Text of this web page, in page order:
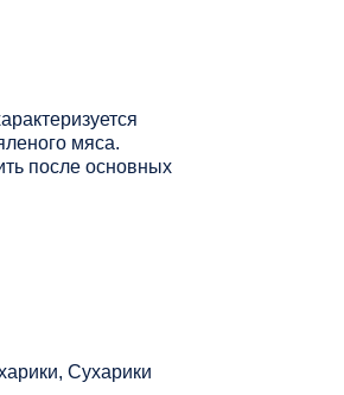
мяса.
после основных
Сухарики